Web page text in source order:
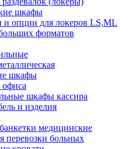
шкафы
и опции для локеров LS,ML
форматов
шкафы
шкафы кассира
и изделия
медицинские
перевозки больных